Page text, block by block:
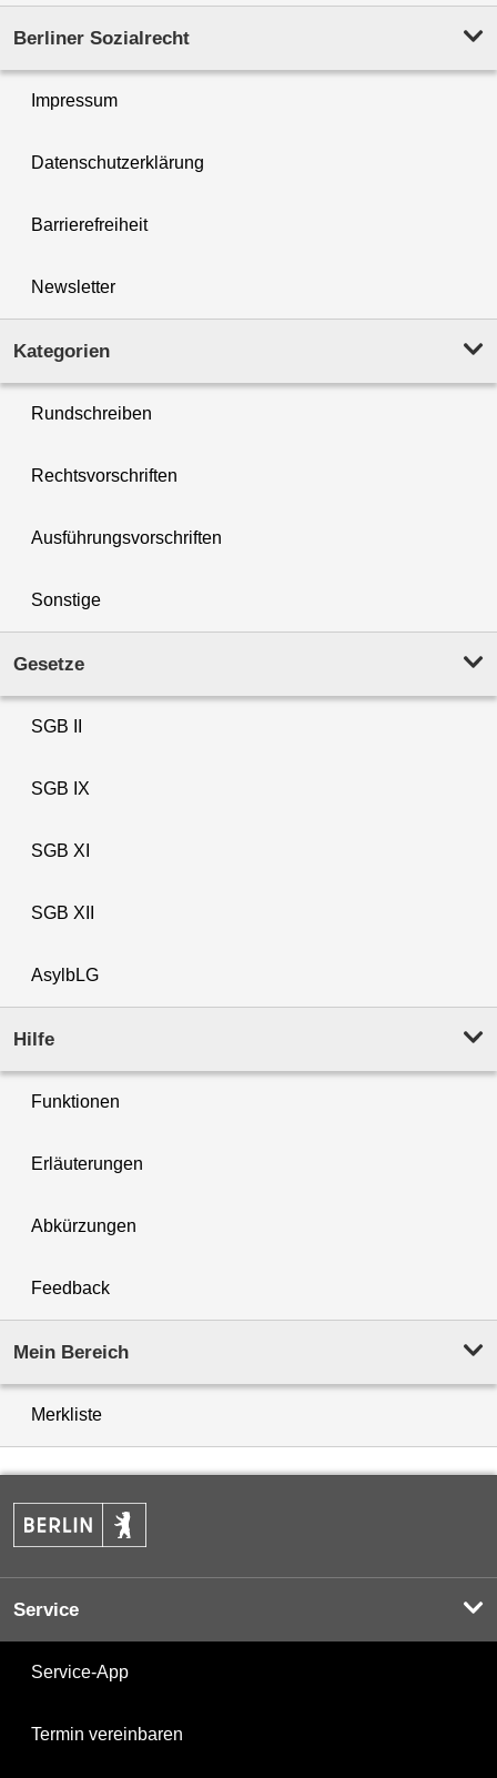
Berliner Sozialrecht
Impressum
Datenschutzerklärung
Barrierefreiheit
Newsletter
Kategorien
Rundschreiben
Rechtsvorschriften
Ausführungsvorschriften
Sonstige
Gesetze
SGB II
SGB IX
SGB XI
SGB XII
AsylbLG
Hilfe
Funktionen
Erläuterungen
Abkürzungen
Feedback
Mein Bereich
Merkliste
Service
Service-App
Termin vereinbaren